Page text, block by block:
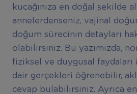
kucağınıza en doğal şekilde
annelerdenseniz, vajinal
doğum sürecinin detayları
olabilirsiniz. Bu yazımızda,
fiziksel ve duygusal
dair gerçekleri öğrenebilir,
cevap bulabilirsiniz. Ayrıca